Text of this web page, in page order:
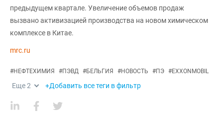
предыдущем квартале. Увеличение объемов продаж
вызвано активизацией производства на новом химическом
комплексе в Китае.
mrc.ru
#НЕФТЕХИМИЯ #ПЭВД #БЕЛЬГИЯ #НОВОСТЬ #ПЭ #EXXONMOBIL
Еще2 +Добавить все теги в фильтр